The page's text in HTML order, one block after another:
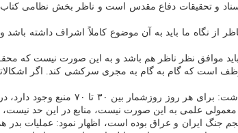
و تحقیقات دفاع مقدس است و ناظر بخش نظامی
نگاه ما باید به آن موضوع کاملاً اشراف داشته باشد
موافق نظر ناظر هم باشد و به این صورت نیست که
است که گام به گام به مجری سرکشی کند. اگر اشکالاتی
وی تعدد منابع را از سختی های نگارش
علمی به این صورت نیست، منابع در این حد
ایران و عراق بوده است، اظهار نمود: عملیات بدر